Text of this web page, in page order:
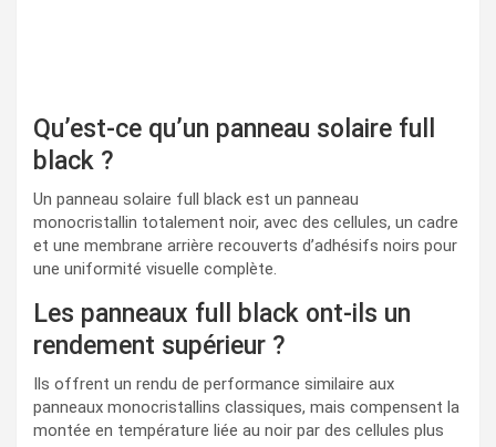
Qu’est-ce qu’un panneau solaire full
black ?
Un panneau solaire full black est un panneau
monocristallin totalement noir, avec des cellules, un cadre
et une membrane arrière recouverts d’adhésifs noirs pour
une uniformité visuelle complète.
Les panneaux full black ont-ils un
rendement supérieur ?
Ils offrent un rendu de performance similaire aux
panneaux monocristallins classiques, mais compensent la
montée en température liée au noir par des cellules plus